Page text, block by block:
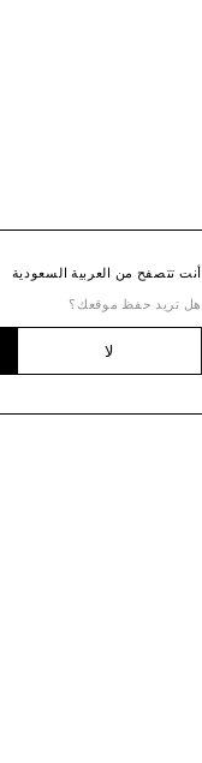
أنت تتصفح من العربية السعودية
هل تريد حفظ موقعك؟
لا